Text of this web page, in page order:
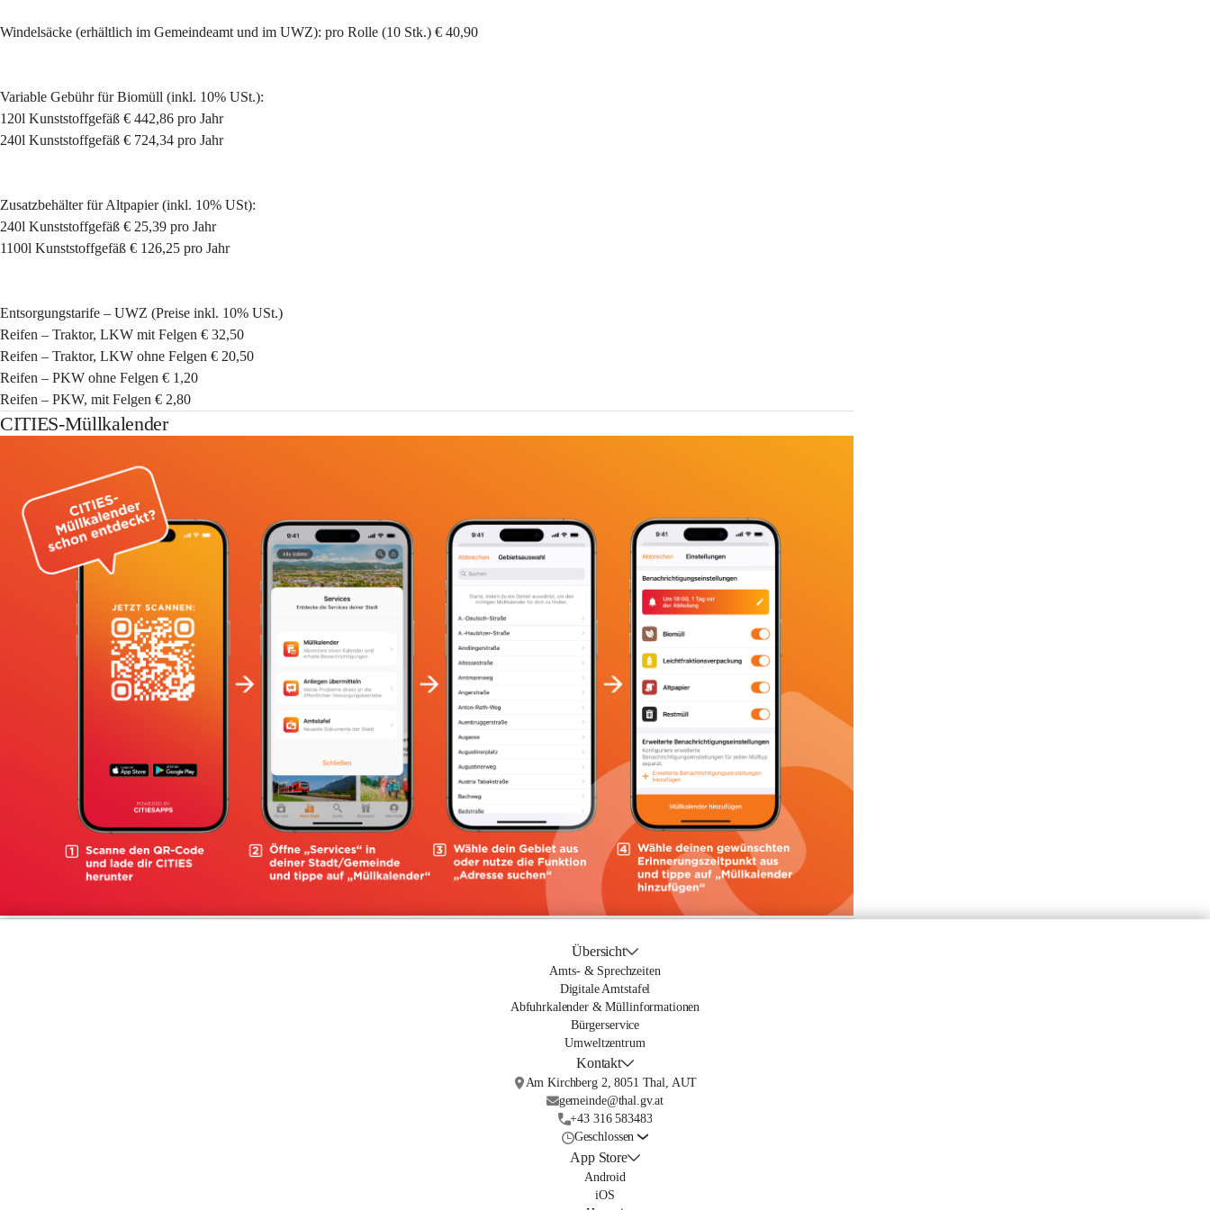
Windelsäcke (erhältlich im Gemeindeamt und im UWZ): pro Rolle (10 Stk.) € 40,90
Variable Gebühr für Biomüll (inkl. 10% USt.):
120l Kunststoffgefäß € 442,86 pro Jahr
240l Kunststoffgefäß € 724,34 pro Jahr
Zusatzbehälter für Altpapier (inkl. 10% USt):
240l Kunststoffgefäß € 25,39 pro Jahr
1100l Kunststoffgefäß € 126,25 pro Jahr
Entsorgungstarife – UWZ (Preise inkl. 10% USt.)
Reifen – Traktor, LKW mit Felgen € 32,50
Reifen – Traktor, LKW ohne Felgen € 20,50
Reifen – PKW ohne Felgen € 1,20
Reifen – PKW, mit Felgen € 2,80
CITIES-Müllkalender
Übersicht
Amts- & Sprechzeiten
Digitale Amtstafel
Abfuhrkalender & Müllinformationen
Bürgerservice
Umweltzentrum
Kontakt
Am Kirchberg 2, 8051 Thal, AUT
gemeinde@thal.gv.at
+43 316 583483
Geschlossen
App Store
Android
iOS